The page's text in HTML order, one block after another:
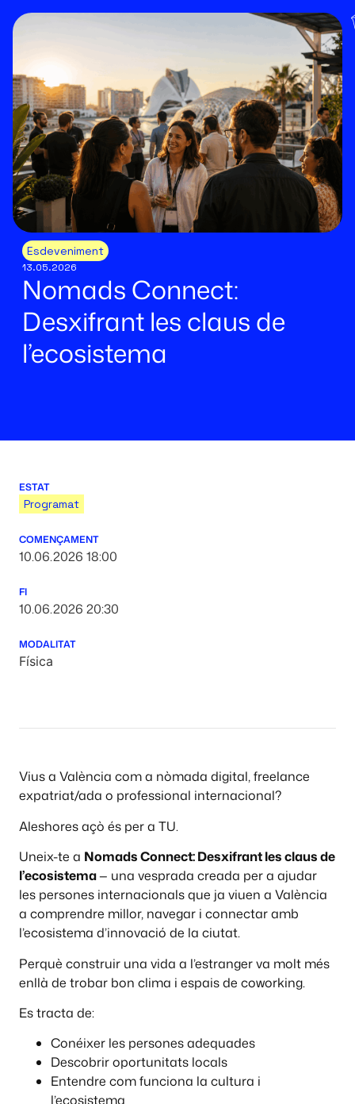
Esdeveniment
13.05.2026
Nomads Connect:
Desxifrant les claus de
l’ecosistema
ESTAT
Programat
COMENÇAMENT
10.06.2026 18:00
FI
10.06.2026 20:30
MODALITAT
Física
Vius a València com a nòmada digital, freelance
expatriat/ada o professional internacional?
Aleshores açò és per a TU.
Uneix-te a Nomads Connect: Desxifrant les claus de
l’ecosistema— una vesprada creada per a ajudar
les persones internacionals que ja viuen a València
a comprendre millor, navegar i connectar amb
l’ecosistema d’innovació de la ciutat.
Perquè construir una vida a l’estranger va molt més
enllà de trobar bon clima i espais de coworking.
Es tracta de:
Conéixer les persones adequades
Descobrir oportunitats locals
Entendre com funciona la cultura i
l’ecosistema